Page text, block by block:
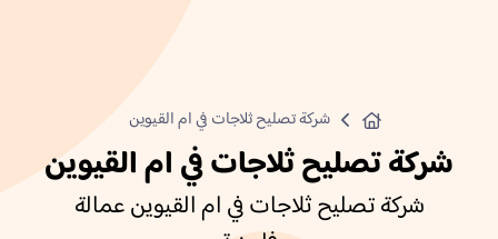
شركة تصليح ثلاجات في ام القيوين
شركة تصليح ثلاجات في ام القيوين
شركة تصليح ثلاجات في ام القيوين عمالة